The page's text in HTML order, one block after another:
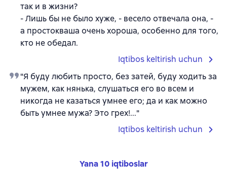
так и в жизни?
- Лишь бы не было хуже, - весело отвечала она, -
а простокваша очень хороша, особенно для того,
кто не обедал.
Iqtibos keltirish uchun
"Я буду любить просто, без затей, буду ходить за
мужем, как нянька, слушаться его во всем и
никогда не казаться умнее его; да и как можно
быть умнее мужа? Это грех!..."
Iqtibos keltirish uchun
Yana 10 iqtiboslar